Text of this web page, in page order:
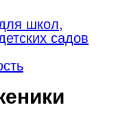
школ,
садов